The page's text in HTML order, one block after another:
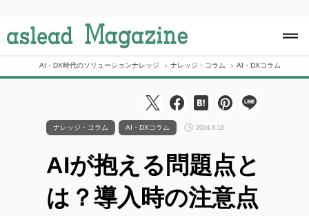
c
AI・DX時代のソリューションナレッジ ナレッジ・コラム AI・DXコラム
ナレッジ・コラム AI・DXコラム 2024.8.16
AIが抱える問題点と
は？導入時の注意点